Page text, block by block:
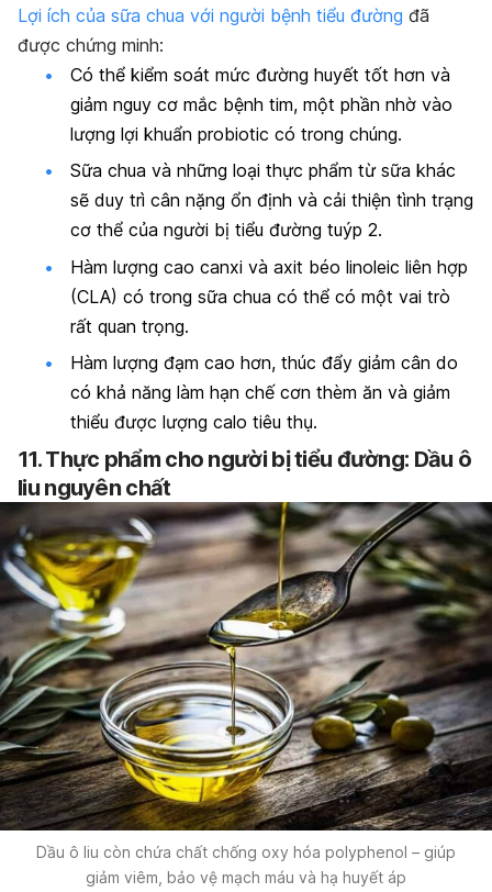
Lợi ích của sữa chua với người bệnh tiểu đường đã
được chứng minh:
Có thể kiểm soát mức đường huyết tốt hơn và
giảm nguy cơ mắc bệnh tim, một phần nhờ vào
lượng lợi khuẩn probiotic có trong chúng.
Sữa chua và những loại thực phẩm từ sữa khác
sẽ duy trì cân nặng ổn định và cải thiện tình trạng
cơ thể của người bị tiểu đường tuýp 2.
Hàm lượng cao canxi và axit béo linoleic liên hợp
(CLA) có trong sữa chua có thể có một vai trò
rất quan trọng.
Hàm lượng đạm cao hơn, thúc đẩy giảm cân do
có khả năng làm hạn chế cơn thèm ăn và giảm
thiểu được lượng calo tiêu thụ.
11. Thực phẩm cho người bị tiểu đường: Dầu ô
liu nguyên chất
Dầu ô liu còn chứa chất chống oxy hóa polyphenol – giúp
giảm viêm, bảo vệ mạch máu và hạ huyết áp